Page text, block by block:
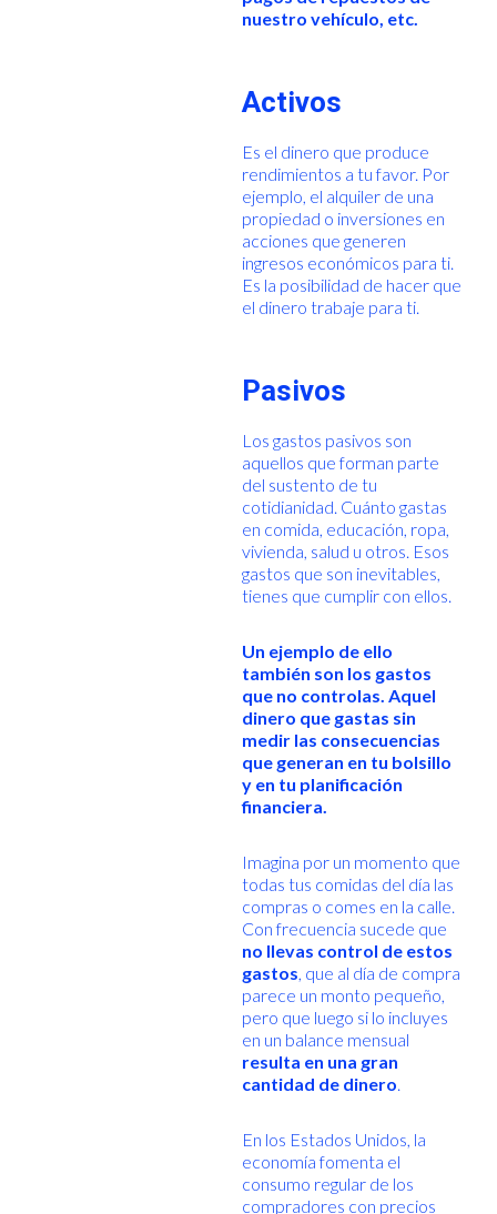
nuestro vehículo, etc.
Activos
Es el dinero que produce
rendimientos a tu favor. Por
ejemplo, el alquiler de una
propiedad o inversiones en
acciones que generen
ingresos económicos para ti.
Es la posibilidad de hacer que
el dinero trabaje para ti.
Pasivos
Los gastos pasivos son
aquellos que forman parte
del sustento de tu
cotidianidad. Cuánto gastas
en comida, educación, ropa,
vivienda, salud u otros. Esos
gastos que son inevitables,
tienes que cumplir con ellos.
Un ejemplo de ello
también son los gastos
que no controlas. Aquel
dinero que gastas sin
medir las consecuencias
que generan en tu bolsillo
y en tu planificación
financiera.
Imagina por un momento que
todas tus comidas del día las
compras o comes en la calle.
Con frecuencia sucede que
no llevas control de estos
gastos, que al día de compra
parece un monto pequeño,
pero que luego si lo incluyes
en un balance mensual
resulta en una gran
cantidad de dinero.
En los Estados Unidos, la
economía fomenta el
consumo regular de los
compradores con precios